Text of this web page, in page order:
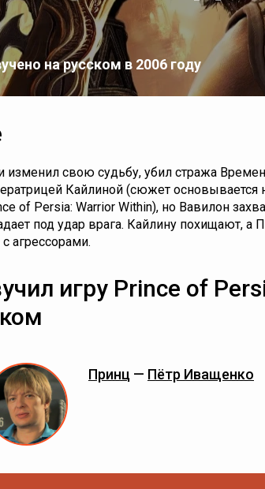
на русском в 2006 году
изменил свою судьбу, убил стража
Кайлиной (сюжет основывается
of Persia: Warrior Within), но Вавилон
под удар врага. Кайлину похищают, а
агрессорами.
игру Prince of
Принц — Пётр Иващенко